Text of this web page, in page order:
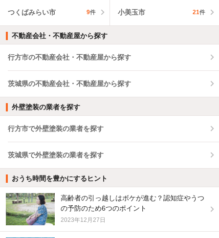
つくばみらい市 9件 小美玉市 21件
不動産会社・不動産屋から探す
行方市の不動産会社・不動産屋から探す
茨城県の不動産会社・不動産屋から探す
外壁塗装の業者を探す
行方市で外壁塗装の業者を探す
茨城県で外壁塗装の業者を探す
おうち時間を豊かにするヒント
高齢者の引っ越しはボケが進む？認知症やうつ
の予防のため6つのポイント
2023年12月27日